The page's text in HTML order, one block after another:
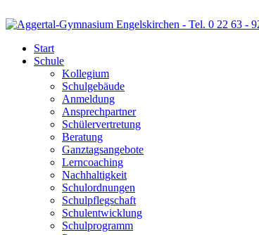
Start
Schule
Kollegium
Schulgebäude
Anmeldung
Ansprechpartner
Schülervertretung
Beratung
Ganztagsangebote
Lerncoaching
Nachhaltigkeit
Schulordnungen
Schulpflegschaft
Schulentwicklung
Schulprogramm